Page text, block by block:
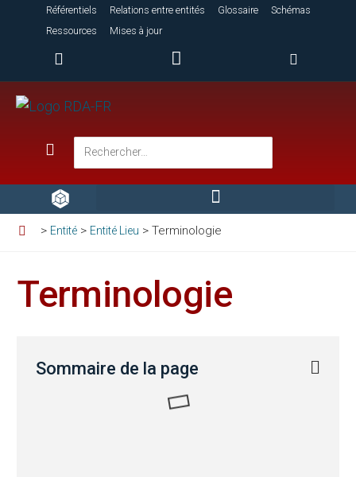
Référentiels Relations entre entités Glossaire
Schémas
Ressources
Mises à jour
Entité > Entité Lieu >Terminologie
Terminologie
Sommaire de la page